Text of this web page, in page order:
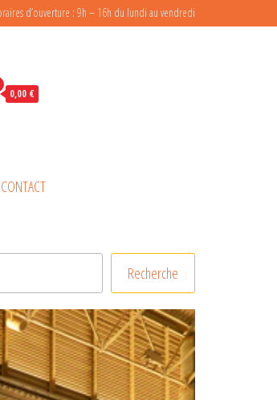
d’ouverture : 9h – 16h du lundi au vendredi
0,00 €
CONTACT
Recherche